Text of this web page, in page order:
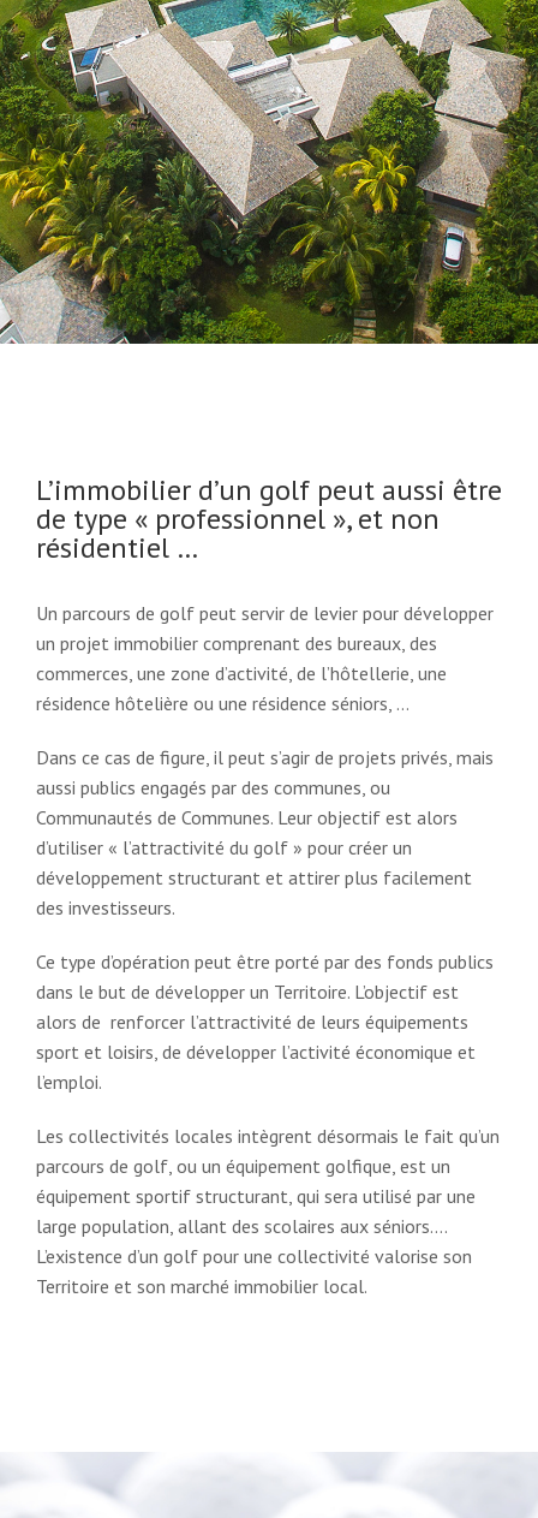
L’immobilier d’un golf peut aussi être
de type « professionnel », et non
résidentiel …
Un parcours de golf peut servir de levier pour développer
un projet immobilier comprenant des bureaux, des
commerces, une zone d’activité, de l’hôtellerie, une
résidence hôtelière ou une résidence séniors, …
Dans ce cas de figure, il peut s’agir de projets privés, mais
aussi publics engagés par des communes, ou
Communautés de Communes. Leur objectif est alors
d’utiliser « l’attractivité du golf » pour créer un
développement structurant et attirer plus facilement
des investisseurs.
Ce type d’opération peut être porté par des fonds publics
dans le but de développer un Territoire. L’objectif est
alors de renforcer l’attractivité de leurs équipements
sport et loisirs, de développer l’activité économique et
l’emploi.
Les collectivités locales intègrent désormais le fait qu’un
parcours de golf, ou un équipement golfique, est un
équipement sportif structurant, qui sera utilisé par une
large population, allant des scolaires aux séniors….
L’existence d’un golf pour une collectivité valorise son
Territoire et son marché immobilier local.